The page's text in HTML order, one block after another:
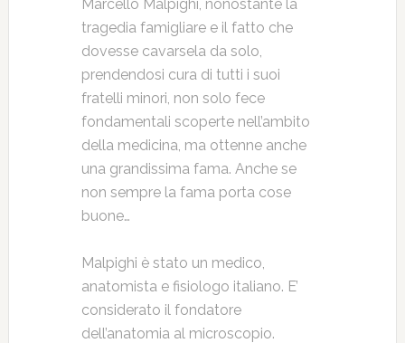
Marcello Malpighi, nonostante la
tragedia famigliare e il fatto che
dovesse cavarsela da solo,
prendendosi cura di tutti i suoi
fratelli minori, non solo fece
fondamentali scoperte nell’ambito
della medicina, ma ottenne anche
una grandissima fama. Anche se
non sempre la fama porta cose
buone…
Malpighi è stato un medico,
anatomista e fisiologo italiano. E’
considerato il fondatore
dell’anatomia al microscopio.